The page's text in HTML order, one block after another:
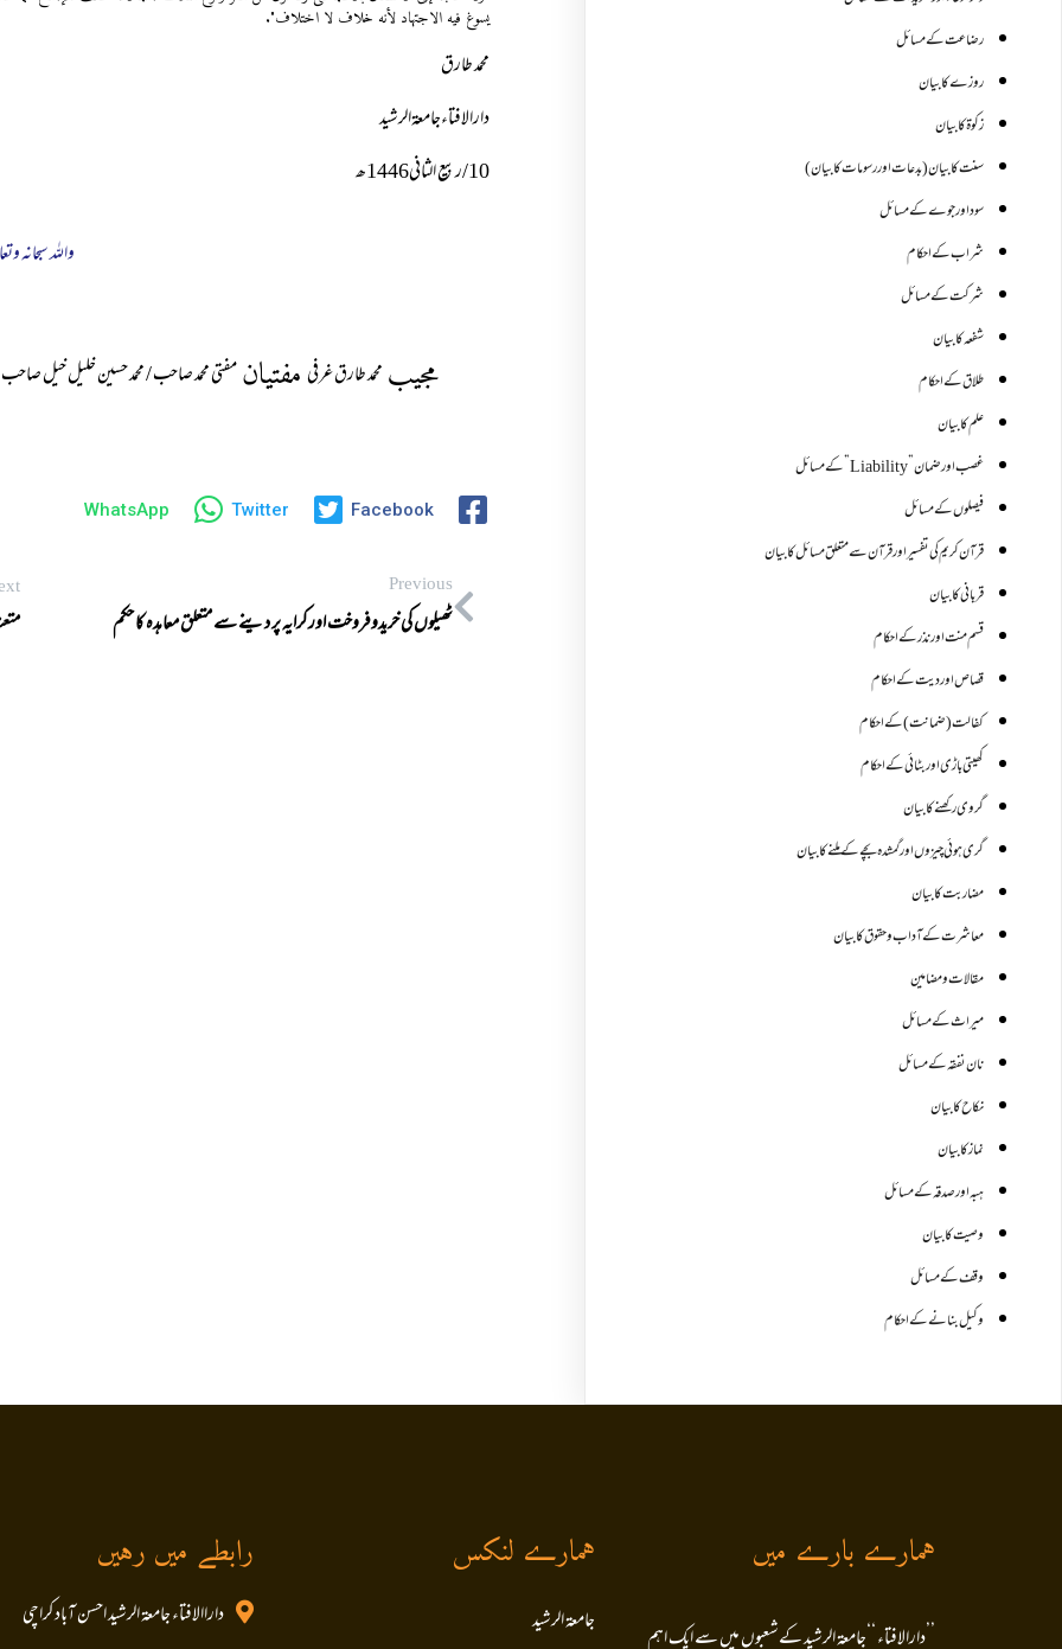
يسوغ فيه الاجتهاد لأنه خلاف لا اختلاف".
محمد طارق
دارالافتاءجامعۃالرشید
10
/ربیع الثانی1446ھ
واللہ سبحانہ
مجیب محمد طارق غرفی مفتیانمفتی محمد صاحب / محمد حسین خلیل خیل صاحب
Facebook
Twitter
WhatsApp
Previous
ٹھیلوں کی خریدوفروخت اور کرایہ پر دینے سے متعلق معاہدہ کا حکم
رضاعت کے مسائل
روزے کا بیان
زکوة کابیان
سنت کا بیان (بدعات اور رسومات کا بیان)
سود اور جوے کے مسائل
شراب کے احکام
شرکت کے مسائل
شفعہ کا بیان
طلاق کے احکام
علم کا بیان
غصب اورضمان”Liability” کے مسائل
فیصلوں کے مسائل
قرآن کریم کی تفسیر اور قرآن سے متعلق مسائل کا بیان
قربانی کا بیان
قسم منت اور نذر کے احکام
قصاص اور دیت کے احکام
کفالت (ضمانت) کے احکام
کھیتی باڑی اور بٹائی کے احکام
گروی رکھنے کا بیان
گری ہوئی چیزوں اورگمشدہ بچے کے ملنے کا بیان
مضاربت کا بیان
معاشرت کے آداب و حقوق کا بیان
مقالات ومضامین
میراث کے مسائل
نان نفقہ کے مسائل
نکاح کا بیان
نماز کا بیان
ہبہ اور صدقہ کے مسائل
وصیت کا بیان
وقف کے مسائل
وکیل بنانے کے احکام
ہمارے بارے میں
’’دارالافتاء ‘‘جامعۃ الرشید کےشعبوں میں سے ایک اہم
ہمارے لنکس
جامعۃ الرشید
رابطے میں رہیں
داراالافتاء جامعۃ الرشید احسن آباد کراچی